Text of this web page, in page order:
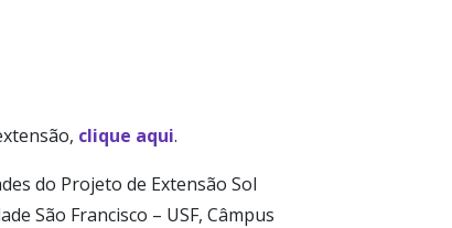
clique aqui.
do Projeto de Extensão Sol
São Francisco – USF, Câmpus